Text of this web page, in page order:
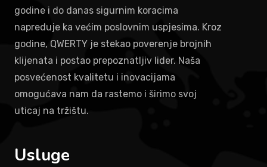
godine i do danas sigurnim koracima
napreduje ka većim poslovnim uspjesima. Kroz
godine, QWERTY je stekao poverenje brojnih
klijenata i postao prepoznatljiv lider. Naša
posvećenost kvalitetu i inovacijama
omogućava nam da rastemo i širimo svoj
uticaj na tržištu.
Usluge